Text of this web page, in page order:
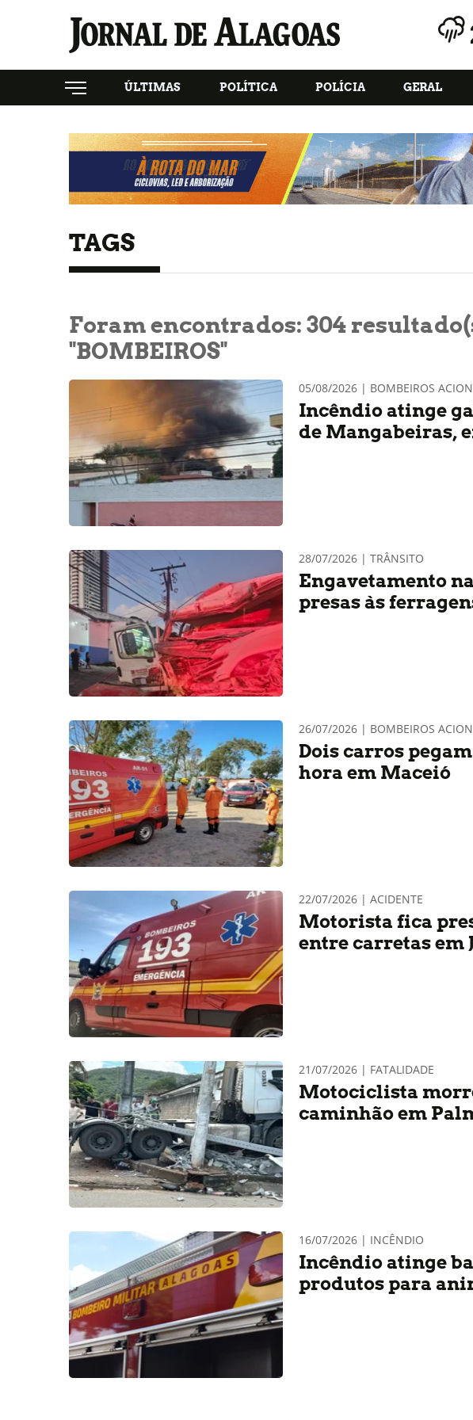
ÚLTIMAS POLÍTICA POLÍCIA GERAL
TAGS
Foram encontrados: 304
"BOMBEIROS"
05/08/2026 | BOMBEIROS
Incêndio atinge
de Mangabeiras,
28/07/2026 | TRÂNSITO
Engavetamento
presas às
26/07/2026 | BOMBEIROS
Dois carros
hora em Maceió
22/07/2026 | ACIDENTE
Motorista fica
entre carretas em
21/07/2026 | FATALIDADE
Motociclista
caminhão em
16/07/2026 | INCÊNDIO
Incêndio atinge
produtos para